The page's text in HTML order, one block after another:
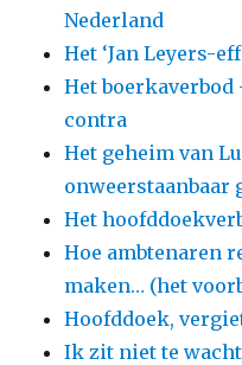
Nederland
Het ‘Jan Leyers-
Het
contra
Het geheim van
onweerstaanbaar
Het
Hoe ambtenaren
maken… (het
Hoofddoek,
Ik zit niet te